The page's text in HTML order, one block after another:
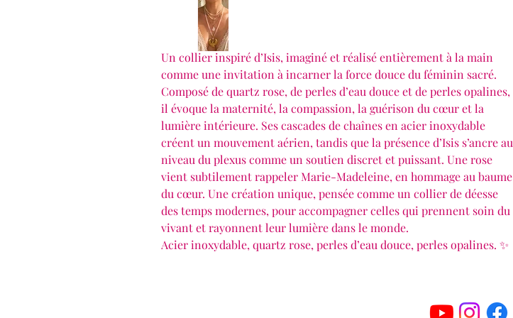
Un collier inspiré d’Isis, imaginé et réalisé entièrement à la main
comme une invitation à incarner la force douce du féminin sacré.
Composé de quartz rose, de perles d’eau douce et de perles opalines,
il évoque la maternité, la compassion, la guérison du cœur et la
lumière intérieure. Ses cascades de chaînes en acier inoxydable
créent un mouvement aérien, tandis que la présence d’Isis s’ancre au
niveau du plexus comme un soutien discret et puissant. Une rose
vient subtilement rappeler Marie-Madeleine, en hommage au baume
du cœur. Une création unique, pensée comme un collier de déesse
des temps modernes, pour accompagner celles qui prennent soin du
vivant et rayonnent leur lumière dans le monde.
Acier inoxydable, quartz rose, perles d’eau douce, perles opalines. ✨